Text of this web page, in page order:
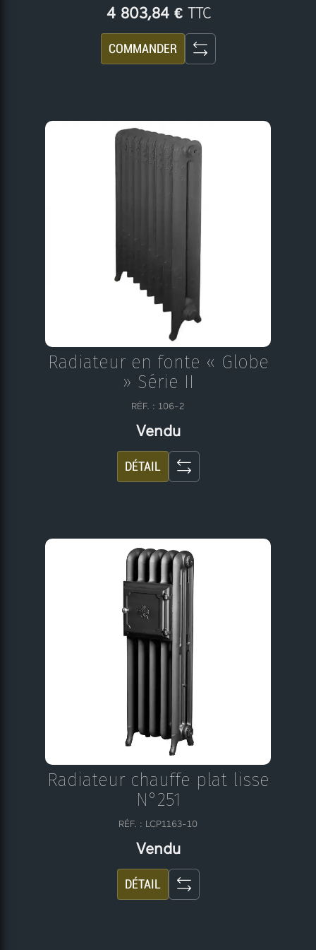
4 803,84 € TTC
COMMANDER
Radiateur en fonte « Globe
» Série II
RÉF. : 106-2
Vendu
DÉTAIL
Radiateur chauffe plat lisse
N°251
RÉF. : LCP1163-10
Vendu
DÉTAIL